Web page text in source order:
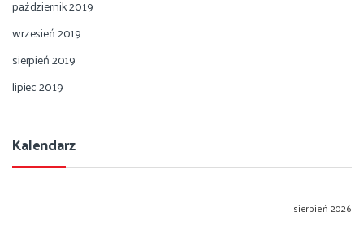
październik 2019
wrzesień 2019
sierpień 2019
lipiec 2019
Kalendarz
sierpień 2026